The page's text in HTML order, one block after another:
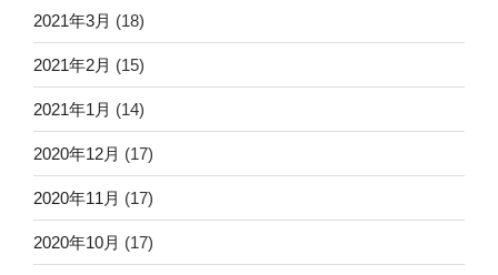
2021年3月 (18)
2021年2月 (15)
2021年1月 (14)
2020年12月 (17)
2020年11月 (17)
2020年10月 (17)